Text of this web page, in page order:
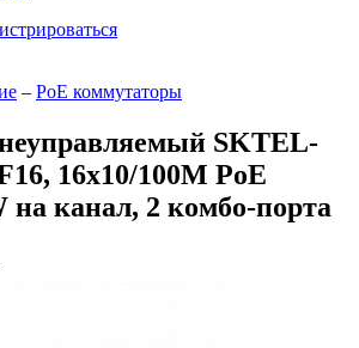
– PoE коммутаторы
SKTEL-
16х10/100M PoE
на канал, 2 комбо-порта